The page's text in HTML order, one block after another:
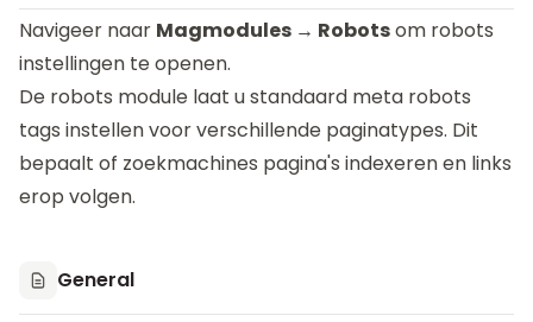
Navigeer naar Magmodules → Robotsom robots
instellingen te openen.
De robots module laat u standaard meta robots
tags instellen voor verschillende paginatypes. Dit
bepaalt of zoekmachines pagina's indexeren en links
erop volgen.
General